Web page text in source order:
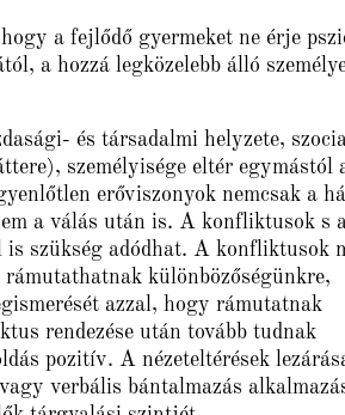
a fejlődő gyermeket ne érje
a hozzá legközelebb álló
és társadalmi helyzete,
személyisége eltér egymástól
erőviszonyok nemcsak a
a válás után is. A konfliktusok s
is szükség adódhat. A konfliktusok
különbözőségünkre,
azzal, hogy rámutatnak
rendezése után tovább tudnak
pozitív. A nézeteltérések
verbális bántalmazás